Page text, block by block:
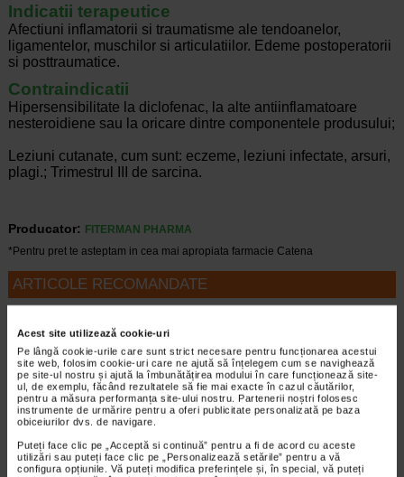
Acest site utilizează cookie-uri
Pe lângă cookie-urile care sunt strict necesare pentru funcționarea acestui
site web, folosim cookie-uri care ne ajută să înțelegem cum se navighează
pe site-ul nostru și ajută la îmbunătățirea modului în care funcționează site-
ul, de exemplu, făcând rezultatele să fie mai exacte în cazul căutărilor,
pentru a măsura performanța site-ului nostru. Partenerii noștri folosesc
instrumente de urmărire pentru a oferi publicitate personalizată pe baza
obiceiurilor dvs. de navigare.
Puteți face clic pe „Acceptă si continuă” pentru a fi de acord cu aceste
utilizări sau puteți face clic pe „Personalizează setările” pentru a vă
configura opțiunile. Vă puteți modifica preferințele și, în special, vă puteți
Indicatii terapeutice
Afectiuni inflamatorii si traumatisme ale tendoanelor,
ligamentelor, muschilor si articulatiilor. Edeme postoperatorii
si posttraumatice.
Contraindicatii
Hipersensibilitate la diclofenac, la alte antiinflamatoare
nesteroidiene sau la oricare dintre componentele produsului;
Leziuni cutanate, cum sunt: eczeme, leziuni infectate, arsuri,
plagi.; Trimestrul III de sarcina.
Producator:
FITERMAN PHARMA
*Pentru pret te asteptam in cea mai apropiata farmacie Catena
ARTICOLE RECOMANDATE
solutii recomanda specialistii
Boli ortopedice
Artrita este un termen generic care descrie
bolile care afecteaza articulatiile unei
persoane. Artrita degenerativa, cunoscuta si
sub numele de osteoartrita, este o forma de
artrita care se dezvolta din…
Timp de citire:4 minute, 43 secunde 3 decembrie 2025